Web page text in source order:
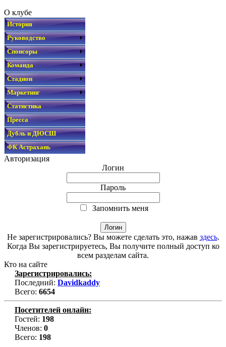
О клубе
История
Руководство
Спонсоры
Команда
Стадион
Маркетинг
Статистика
Пресса
Дубль и ДЮСШ
ФК Астрахань
Авторизация
Логин
Пароль
Запомнить меня
Не зарегистрировались? Вы можете сделать это, нажав здесь.
Когда Вы зарегистрируетесь, Вы получите полный доступ ко
всем разделам сайта.
Кто на сайте
Зарегистрировались:
Последний: Davidkaddy
Всего: 6654
Посетителей онлайн:
Гостей: 198
Членов: 0
Всего: 198